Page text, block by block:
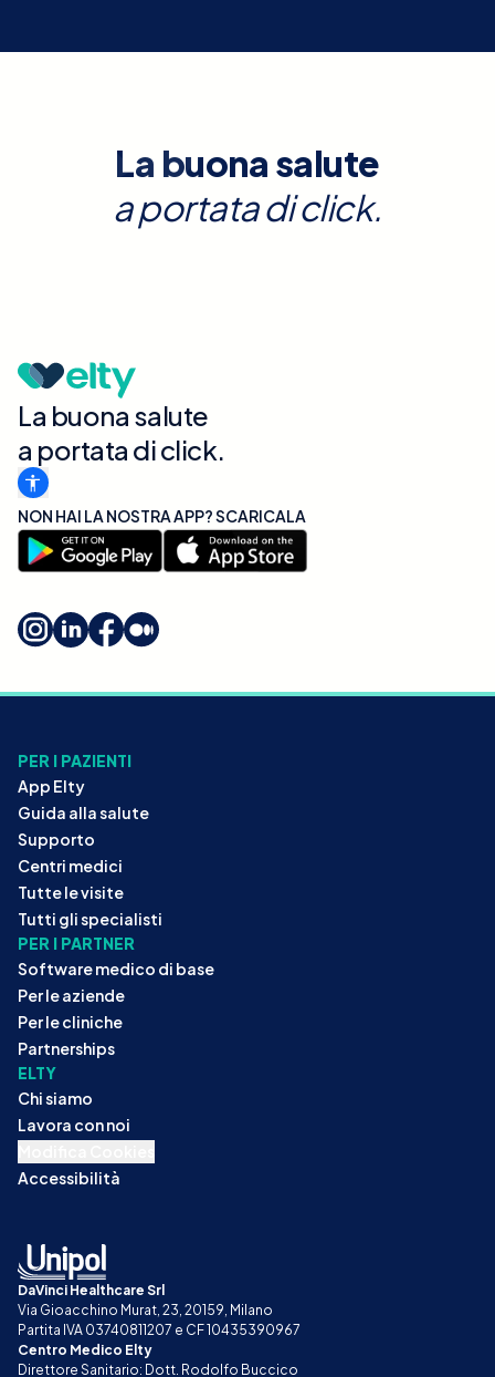
La buona salute
a portata di click.
La buona salute
a portata di click.
NON HAI LA NOSTRA APP? SCARICALA
PER I PAZIENTI
App Elty
Guida alla salute
Supporto
Centri medici
Tutte le visite
Tutti gli specialisti
PER I PARTNER
Software medico di base
Per le aziende
Per le cliniche
Partnerships
ELTY
Chi siamo
Lavora con noi
Accessibilità
DaVinci Healthcare Srl
Via Gioacchino Murat, 23, 20159, Milano
Partita IVA 03740811207 e CF 10435390967
Centro Medico Elty
Direttore Sanitario: Dott. Rodolfo Buccico